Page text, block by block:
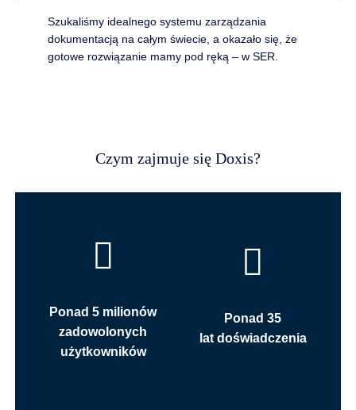
Szukaliśmy idealnego systemu zarządzania
dokumentacją na całym świecie, a okazało się, że
gotowe rozwiązanie mamy pod ręką – w SER.
Czym zajmuje się Doxis?
Ponad 5 milionów
zadowolonych
użytkowników
Ponad 35
lat doświadczenia